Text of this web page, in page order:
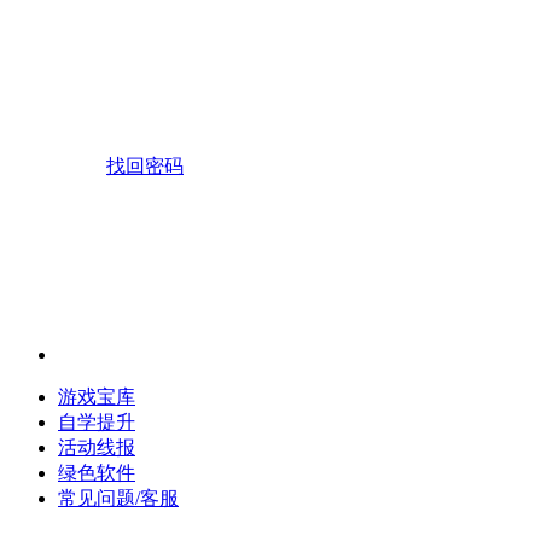
找回密码
游戏宝库
自学提升
活动线报
绿色软件
常见问题/客服